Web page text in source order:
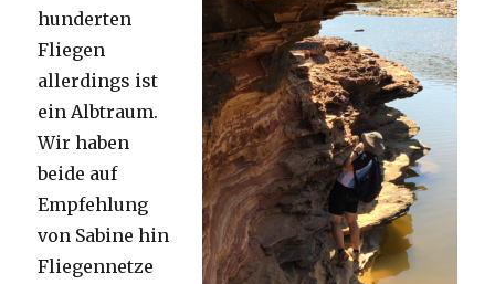
hunderten
Fliegen
allerdings ist
ein Albtraum.
Wir haben
beide auf
Empfehlung
von Sabine hin
Fliegennetze